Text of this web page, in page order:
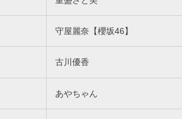
守屋麗奈【櫻坂46】
古川優香
あやちゃん